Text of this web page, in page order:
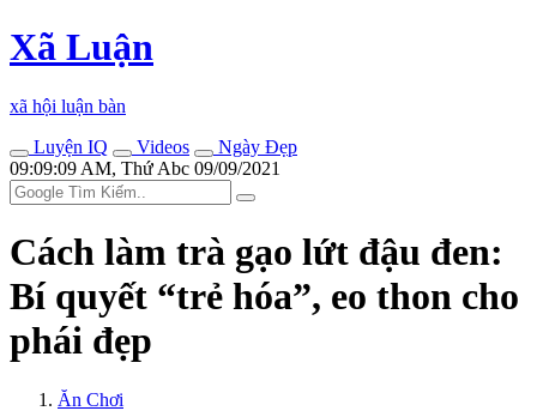
Xã Luận
xã hội luận bàn
Luyện IQ
Videos
Ngày Đẹp
09:09:09 AM, Thứ Abc 09/09/2021
Cách làm trà gạo lứt đậu đen:
Bí quyết “trẻ hóa”, eo thon cho
phái đẹp
Ăn Chơi